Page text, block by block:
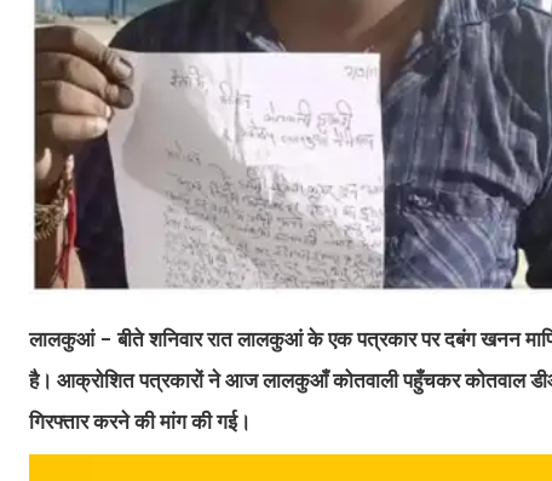
लालकुआं - बीते शनिवार रात लालकुआं के एक पत्रकार पर दबंग खनन
है। आक्रोशित पत्रकारों ने आज लालकुआँ कोतवाली पहुँचकर कोतवाल
गिरफ्तार करने की मांग की गई।